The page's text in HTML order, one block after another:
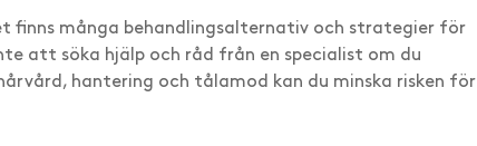
finns många behandlingsalternativ och strategier för
att söka hjälp och råd från en specialist om du
hantering och tålamod kan du minska risken för